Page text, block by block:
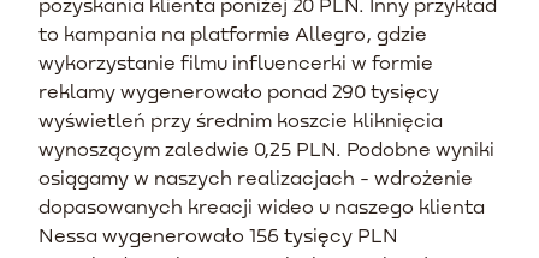
pozyskania klienta poniżej 20 PLN. Inny przykład
to kampania na platformie Allegro, gdzie
wykorzystanie filmu influencerki w formie
reklamy wygenerowało ponad 290 tysięcy
wyświetleń przy średnim koszcie kliknięcia
wynoszącym zaledwie 0,25 PLN. Podobne wyniki
osiągamy w naszych realizacjach - wdrożenie
dopasowanych kreacji wideo u naszego klienta
Nessa wygenerowało 156 tysięcy PLN